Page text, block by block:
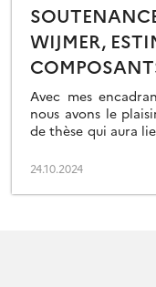
WIJMER,
CARBONE ET
UNE
PAR
OPTIQUES
CULTURE
Avec mes
nous avons le
de thèse qui aura
avenue Edouard
la soutenance
accessible […]
24.10.2024